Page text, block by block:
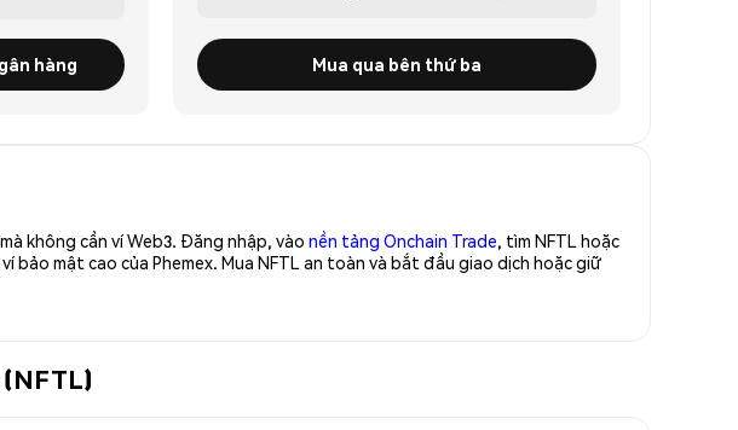
hàng Mua qua bên thứ ba
không cần ví Web3. Đăng nhập, vào nền tảng Onchain Trade, tìm NFTL hoặc
bảo mật cao của Phemex. Mua NFTL an toàn và bắt đầu giao dịch hoặc giữ